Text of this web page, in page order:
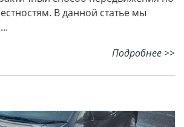
В данной статье мы
Подробнее >>